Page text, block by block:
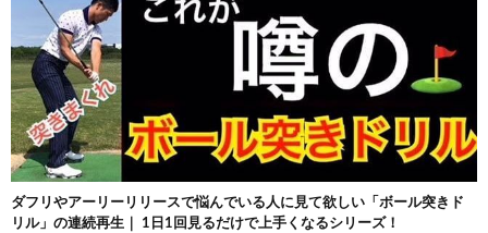
ダフリやアーリーリリースで悩んでいる人に見て欲しい「ボール突きド
リル」の連続再生｜ 1日1回見るだけで上手くなるシリーズ！